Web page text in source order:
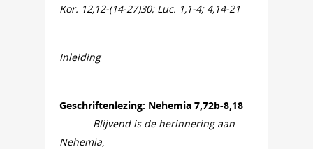
Kor. 12,12-(14-27)30; Luc. 1,1-4; 4,14-21
Inleiding
Geschriftenlezing: Nehemia 7,72b-8,18
Blijvend is de herinnering aan
Nehemia,